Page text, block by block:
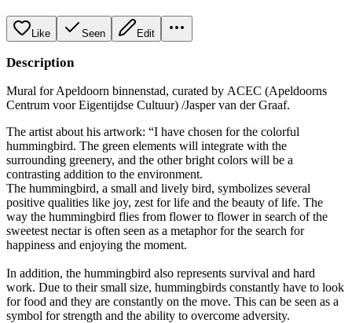
Like Seen Edit
Description
Mural for Apeldoorn binnenstad, curated by ACEC (Apeldoorns
Centrum voor Eigentijdse Cultuur) /Jasper van der Graaf.
The artist about his artwork: “I have chosen for the colorful
hummingbird. The green elements will integrate with the
surrounding greenery, and the other bright colors will be a
contrasting addition to the environment.
The hummingbird, a small and lively bird, symbolizes several
positive qualities like joy, zest for life and the beauty of life. The
way the hummingbird flies from flower to flower in search of the
sweetest nectar is often seen as a metaphor for the search for
happiness and enjoying the moment.
In addition, the hummingbird also represents survival and hard
work. Due to their small size, hummingbirds constantly have to look
for food and they are constantly on the move. This can be seen as a
symbol for strength and the ability to overcome adversity.